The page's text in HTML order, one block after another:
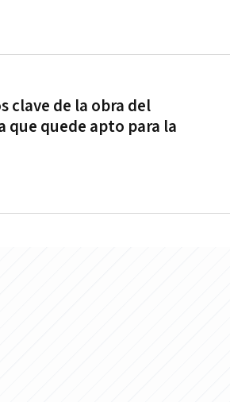
clave de la obra del
que quede apto para la